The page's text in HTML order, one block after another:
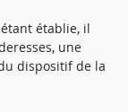
établie, il
une
dispositif de la